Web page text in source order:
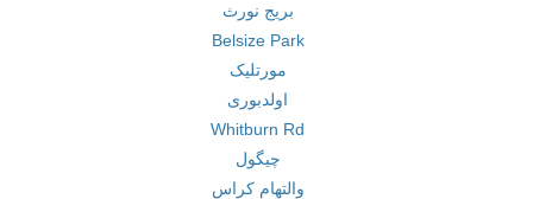
بریج نورث
Belsize Park
مورتلیک
اولدبوری
Whitburn Rd
چیگول
والتهام کراس